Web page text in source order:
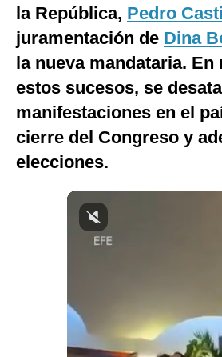
Tecnología
Club del Suscriptor
Mix
G de Gestión
gestion.pe
la República, Pedro
juramentación de Dina
la nueva mandataria. En
estos sucesos, se
manifestaciones en el
cierre del Congreso y
elecciones.